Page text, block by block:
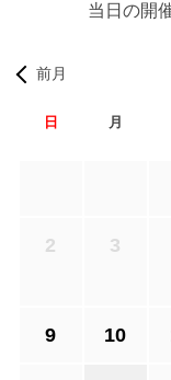
当日の開
前月
日 月
2 3
9 10